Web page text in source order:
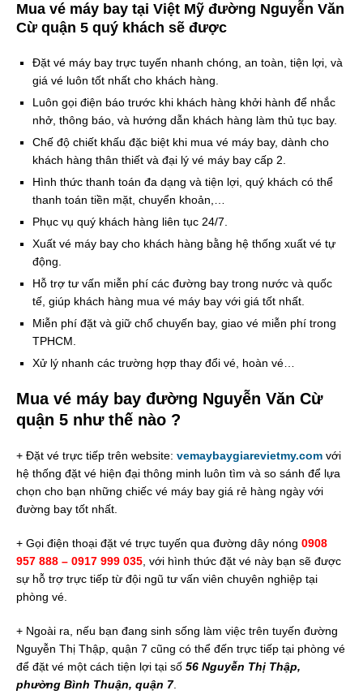
Mua vé máy bay tại Việt Mỹ đường Nguyễn Văn
Cừ quận 5 quý khách sẽ được
Đặt vé máy bay trực tuyến nhanh chóng, an toàn, tiện lợi, và
giá vé luôn tốt nhất cho khách hàng.
Luôn gọi điện báo trước khi khách hàng khởi hành để nhắc
nhở, thông báo, và hướng dẫn khách hàng làm thủ tục bay.
Chế độ chiết khấu đặc biệt khi mua vé máy bay, dành cho
khách hàng thân thiết và đại lý vé máy bay cấp 2.
Hình thức thanh toán đa dạng và tiện lợi, quý khách có thể
thanh toán tiền mặt, chuyển khoản,…
Phục vụ quý khách hàng liên tục 24/7.
Xuất vé máy bay cho khách hàng bằng hệ thống xuất vé tự
động.
Hỗ trợ tư vấn miễn phí các đường bay trong nước và quốc
tế, giúp khách hàng mua vé máy bay với giá tốt nhất.
Miễn phí đặt và giữ chổ chuyến bay, giao vé miễn phí trong
TPHCM.
Xử lý nhanh các trường hợp thay đổi vé, hoàn vé…
Mua vé máy bay đường Nguyễn Văn Cừ
quận 5 như thế nào ?
+ Đặt vé trực tiếp trên website: vemaybaygiarevietmy.com với
hệ thống đặt vé hiện đại thông minh luôn tìm và so sánh để lựa
chọn cho bạn những chiếc vé máy bay giá rẻ hàng ngày với
đường bay tốt nhất.
+ Gọi điện thoại đặt vé trực tuyến qua đường dây nóng 0908
957 888 – 0917 999 035, với hình thức đặt vé này bạn sẽ được
sự hỗ trợ trực tiếp từ đội ngũ tư vấn viên chuyên nghiệp tại
phòng vé.
+ Ngoài ra, nếu bạn đang sinh sống làm việc trên tuyến đường
Nguyễn Thị Thập, quận 7 cũng có thể đến trực tiếp tại phòng vé
để đặt vé một cách tiện lợi tại số 56 Nguyễn Thị Thập,
phường Bình Thuận, quận 7.